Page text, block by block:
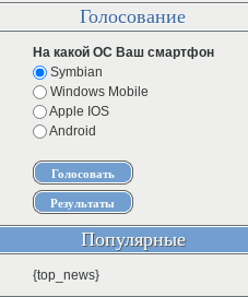
Голосование
На какой ОС Ваш смартфон
Symbian
Windows Mobile
Apple IOS
Android
Популярные
{top_news}